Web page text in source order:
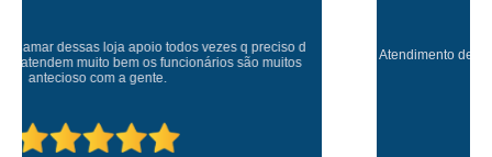
Atendimento de primeira! Sempre muito atenciosos com a gente, Silvete tá
de parabéns pelo atendimento.